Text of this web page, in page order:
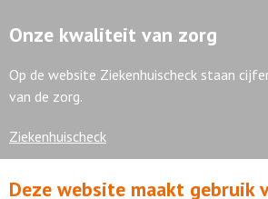
Onze kwaliteit van zorg
Op de website Ziekenhuischeck staan
van de zorg.
Ziekenhuischeck
Deze website maakt gebruik